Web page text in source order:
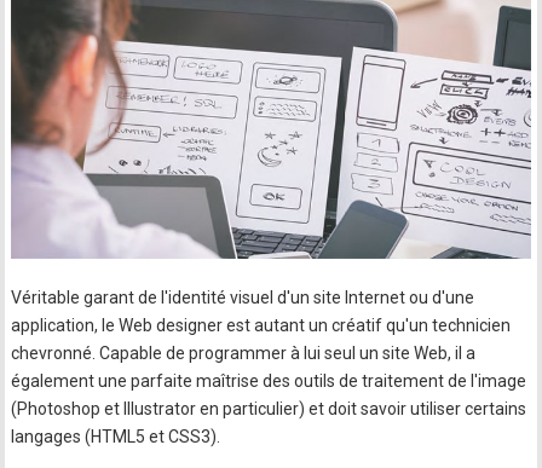
Véritable garant de l'identité visuel d'un site Internet ou d'une
application, le Web designer est autant un créatif qu'un technicien
chevronné. Capable de programmer à lui seul un site Web, il a
également une parfaite maîtrise des outils de traitement de l'image
(Photoshop et Illustrator en particulier) et doit savoir utiliser certains
langages (HTML5 et CSS3).